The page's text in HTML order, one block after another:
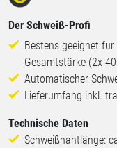
Der Schweiß-Profi
Bestens geeignet
Gesamtstärke (2x
Automatischer
Lieferumfang inkl.
Technische Daten
Schweißnahtlänge: